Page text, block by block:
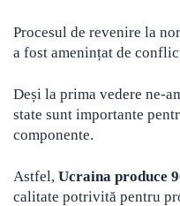
Procesul de revenire la
a fost amenințat de
Deși la prima vedere ne-
state sunt importante
componente.
Astfel, Ucraina produce
calitate potrivită pentru